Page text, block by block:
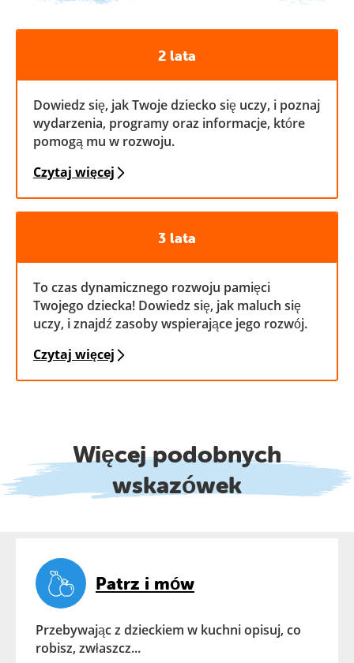
2 lata
Dowiedz się, jak Twoje dziecko się uczy, i poznaj
wydarzenia, programy oraz informacje, które
pomogą mu w rozwoju.
Czytaj więcej
3 lata
To czas dynamicznego rozwoju pamięci
Twojego dziecka! Dowiedz się, jak maluch się
uczy, i znajdź zasoby wspierające jego rozwój.
Czytaj więcej
Więcej podobnych
wskazówek
Patrz i mów
Przebywając z dzieckiem w kuchni opisuj, co
robisz, zwłaszcz...